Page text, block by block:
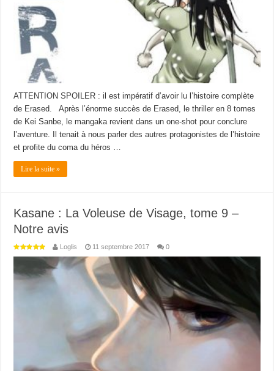
ATTENTION SPOILER : il est impératif d’avoir lu l’histoire complète
de Erased. Après l’énorme succès de Erased, le thriller en 8 tomes
de Kei Sanbe, le mangaka revient dans un one-shot pour conclure
l’aventure. Il tenait à nous parler des autres protagonistes de l’histoire
et profite du coma du héros …
Lire la suite »
Kasane : La Voleuse de Visage, tome 9 –
Notre avis
Loglis 11 septembre 2017 0